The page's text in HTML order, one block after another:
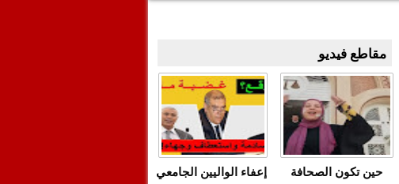
مقاطع فيديو
حين تكون الصحافة
إعفاء الواليين الجامعي